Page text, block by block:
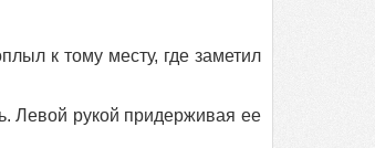
к тому месту, где заметил
Левой рукой придерживая ее